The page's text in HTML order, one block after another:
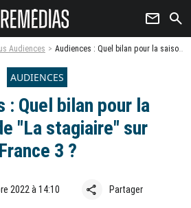
newsletter search
Audiences Audiences : Quel bilan pour la saison 7 de "La stagiaire" sur France 3 ?
AUDIENCES
: Quel bilan pour la
"La stagiaire" sur
France 3 ?
2022 à 14:10 share Partager